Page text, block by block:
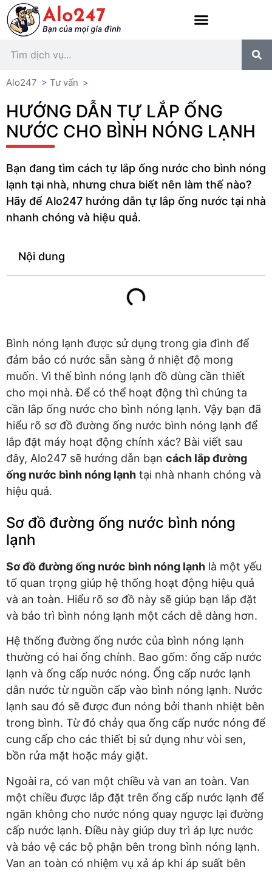
Alo247 > Tư vấn >
HƯỚNG DẪN TỰ LẮP ỐNG
NƯỚC CHO BÌNH NÓNG LẠNH
Bạn đang tìm cách tự lắp ống nước cho bình nóng
lạnh tại nhà, nhưng chưa biết nên làm thế nào?
Hãy để Alo247 hướng dẫn tự lắp ống nước tại nhà
nhanh chóng và hiệu quả.
Nội dung
Bình nóng lạnh được sử dụng trong gia đình để
đảm bảo có nước sẵn sàng ở nhiệt độ mong
muốn. Vì thế bình nóng lạnh đồ dùng cần thiết
cho mọi nhà. Để có thể hoạt động thì chúng ta
cần lắp ống nước cho bình nóng lạnh. Vậy bạn đã
hiểu rõ sơ đồ đường ống nước bình nóng lạnh để
lắp đặt máy hoạt động chính xác? Bài viết sau
đây, Alo247 sẽ hướng dẫn bạn cách lắp đường
ống nước bình nóng lạnh tại nhà nhanh chóng và
hiệu quả.
Sơ đồ đường ống nước bình nóng
lạnh
Sơ đồ đường ống nước bình nóng lạnh là một yếu
tố quan trọng giúp hệ thống hoạt động hiệu quả
và an toàn. Hiểu rõ sơ đồ này sẽ giúp bạn lắp đặt
và bảo trì bình nóng lạnh một cách dễ dàng hơn.
Hệ thống đường ống nước của bình nóng lạnh
thường có hai ống chính. Bao gốm: ống cấp nước
lạnh và ống cấp nước nóng. Ống cấp nước lạnh
dẫn nước từ nguồn cấp vào bình nóng lạnh. Nước
lạnh sau đó sẽ được đun nóng bởi thanh nhiệt bên
trong bình. Từ đó chảy qua ống cấp nước nóng để
cung cấp cho các thiết bị sử dụng như vòi sen,
bồn rửa mặt hoặc máy giặt.
Ngoài ra, có van một chiều và van an toàn. Van
một chiều được lắp đặt trên ống cấp nước lạnh để
ngăn không cho nước nóng quay ngược lại đường
cấp nước lạnh. Điều này giúp duy trì áp lực nước
và bảo vệ các bộ phận bên trong bình nóng lạnh.
Van an toàn có nhiệm vụ xả áp khi áp suất bên